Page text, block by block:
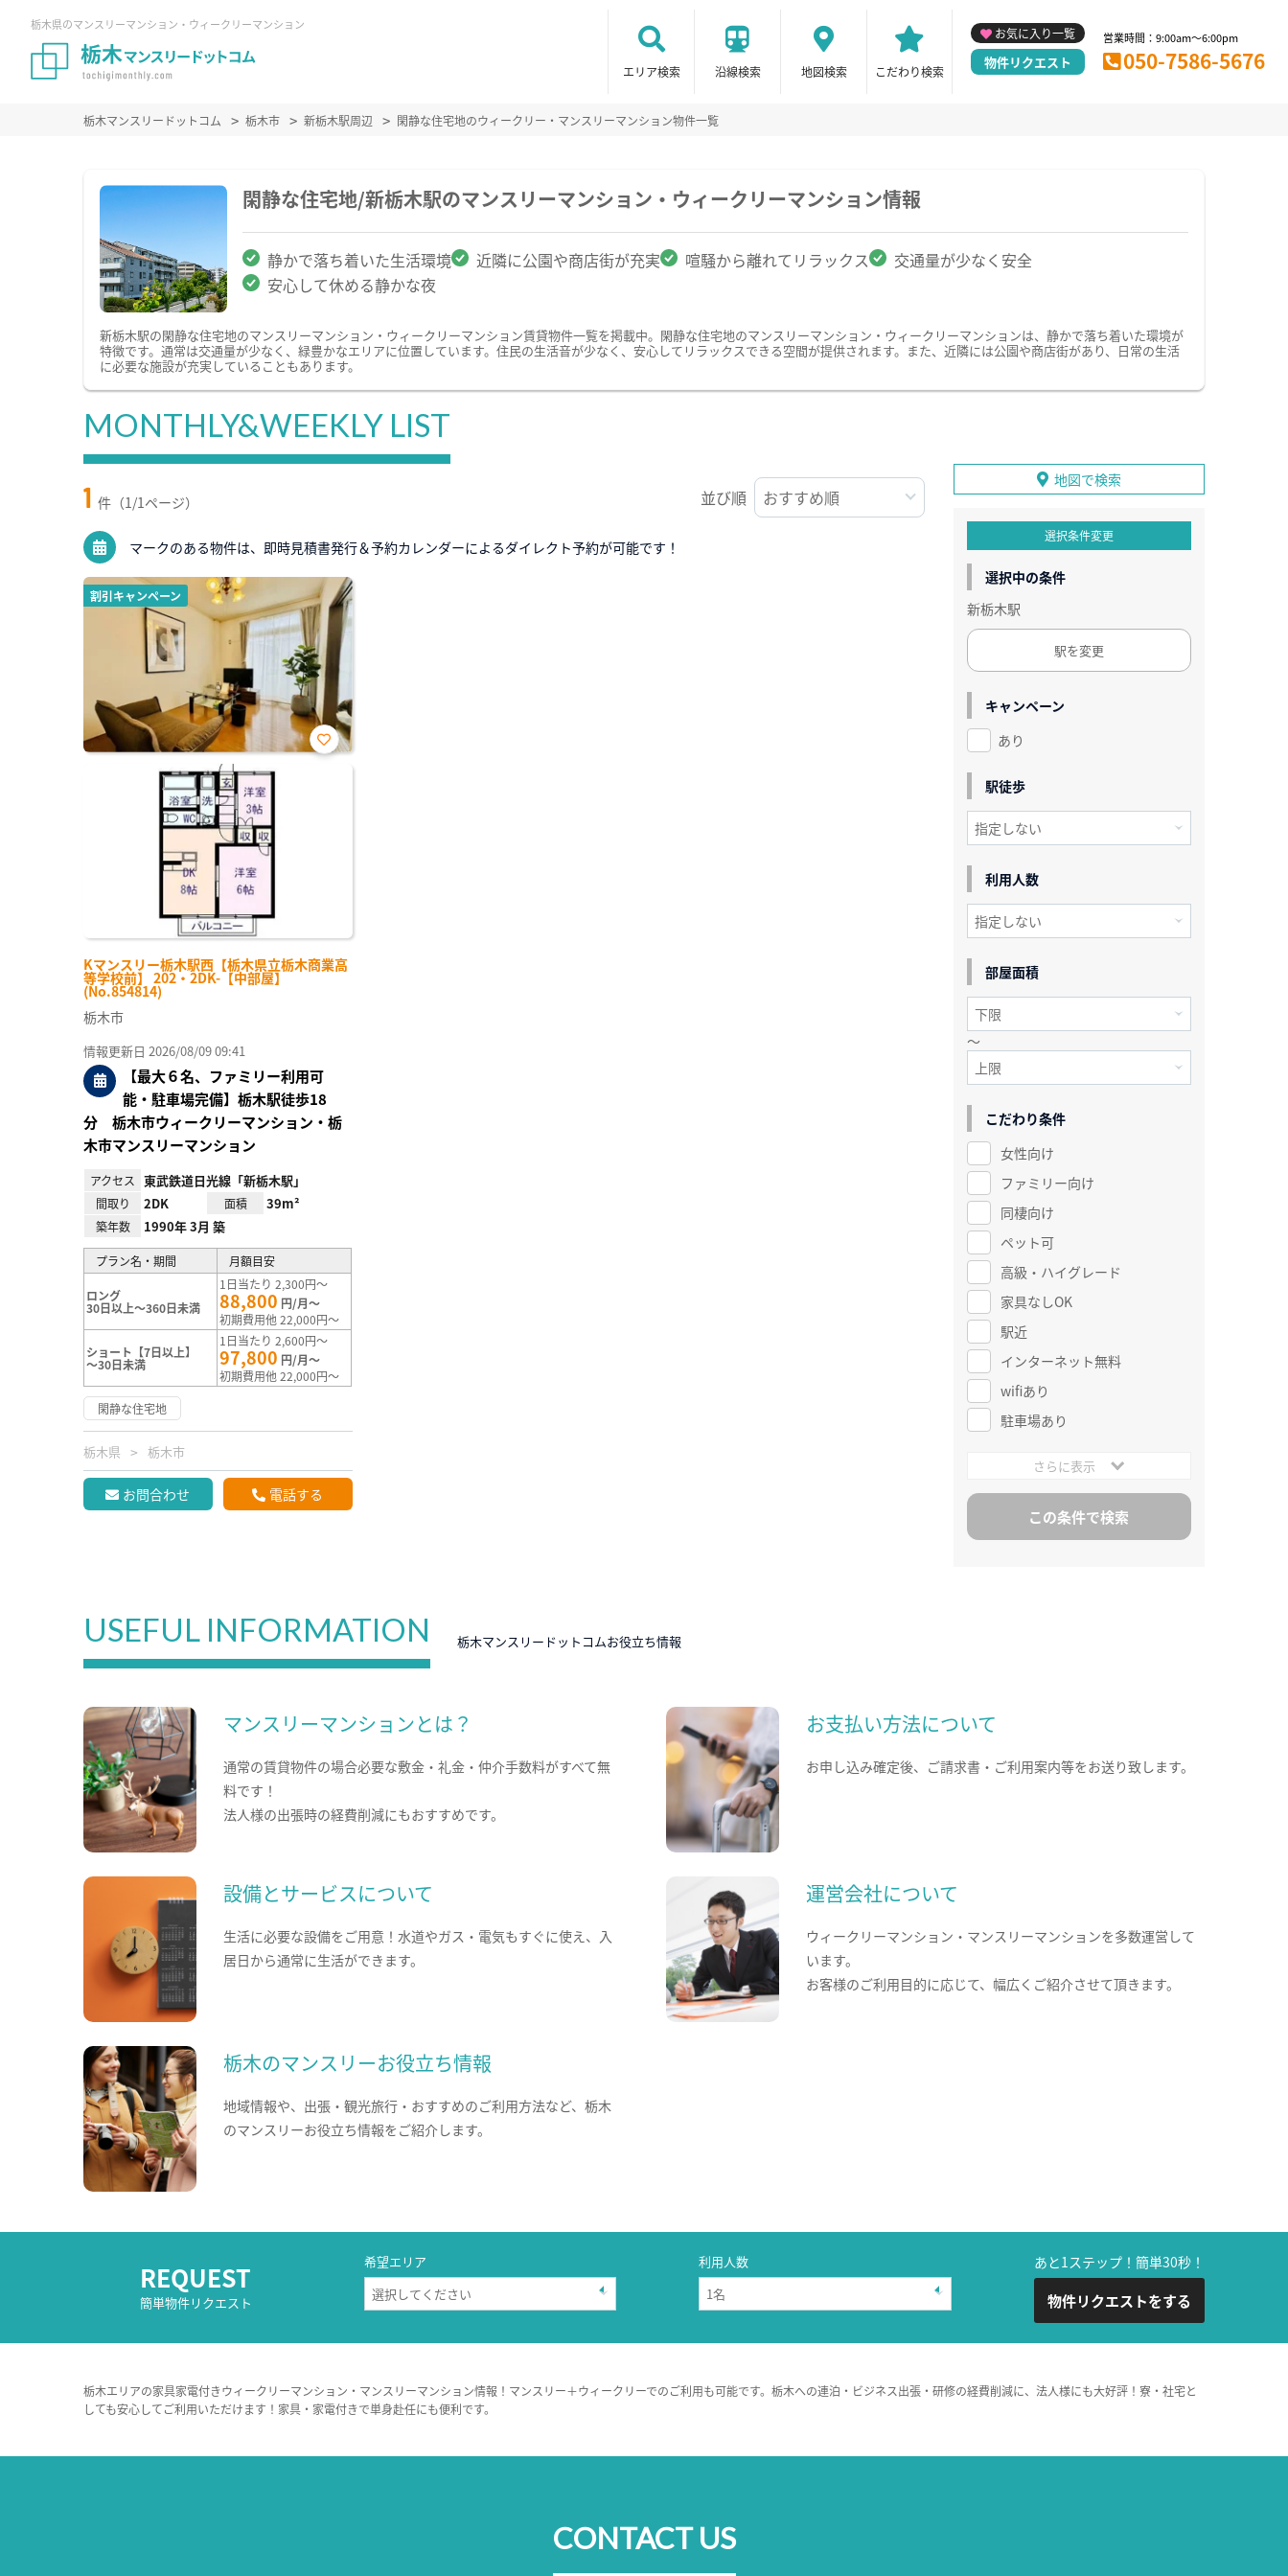
栃木県のマンスリーマンション・ウィークリーマンション
エリア検索 沿線検索 地図検索 こだわり検索
お気に入り一覧
物件リクエスト
営業時間：9:00am～6:00pm
050-7586-5676
栃木マンスリードットコム 栃木市 新栃木駅周辺 閑静な住宅地のウィークリー・マンスリーマンション物件一覧
閑静な住宅地/新栃木駅のマンスリーマンション・ウィークリーマンション情報
静かで落ち着いた生活環境 近隣に公園や商店街が充実 喧騒から離れてリラックス
交通量が少なく安全
安心して休める静かな夜
新栃木駅の閑静な住宅地のマンスリーマンション・ウィークリーマンション賃貸物件一覧を掲載中。閑静な住宅地のマンスリーマンション・ウィークリーマンションは、静かで落ち着いた環境が
特徴です。通常は交通量が少なく、緑豊かなエリアに位置しています。住民の生活音が少なく、安心してリラックスできる空間が提供されます。また、近隣には公園や商店街があり、日常の生活
に必要な施設が充実していることもあります。
MONTHLY&WEEKLY LIST
1 件（1/1ページ） 並び順
マークのある物件は、即時見積書発行＆予約カレンダーによるダイレクト予約が可能です！
割引キャンペーン
Kマンスリー栃木駅西【栃木県立栃木商業高
等学校前】 202・2DK-【中部屋】
(No.854814)
お気
栃木市
情報更新日 2026/08/09 09:41
【最大６名、ファミリー利用可
能・駐車場完備】栃木駅徒歩18
分 栃木市ウィークリーマンション・栃
木市マンスリーマンション
アクセス 東武鉄道日光線「新栃木駅」
間取り 2DK 面積 39m²
築年数 1990年 3月 築
プラン名・期間 月額目安
ロング
30日以上～360日未満
1日当たり 2,300円～
88,800 円/月～
初期費用他 22,000円～
ショート【7日以上】
～30日未満
1日当たり 2,600円～
97,800 円/月～
初期費用他 22,000円～
閑静な住宅地
栃木県 栃木市
お問合わせ 電話する
地図で検索
選択条件変更
選択中の条件
新栃木駅
駅を変更
キャンペーン
あり
駅徒歩
利用人数
部屋面積
～
こだわり条件
女性向け
ファミリー向け
同棲向け
ペット可
高級・ハイグレード
家具なしOK
駅近
インターネット無料
wifiあり
駐車場あり
さらに表示
USEFUL INFORMATION 栃木マンスリードットコムお役立ち情報
マンスリーマンションとは？
通常の賃貸物件の場合必要な敷金・礼金・仲介手数料がすべて無
料です！
法人様の出張時の経費削減にもおすすめです。
お支払い方法について
お申し込み確定後、ご請求書・ご利用案内等をお送り致します。
設備とサービスについて
生活に必要な設備をご用意！水道やガス・電気もすぐに使え、入
居日から通常に生活ができます。
運営会社について
ウィークリーマンション・マンスリーマンションを多数運営して
います。
お客様のご利用目的に応じて、幅広くご紹介させて頂きます。
栃木のマンスリーお役立ち情報
地域情報や、出張・観光旅行・おすすめのご利用方法など、栃木
のマンスリーお役立ち情報をご紹介します。
REQUEST
簡単物件リクエスト
希望エリア 利用人数 あと1ステップ！簡単30秒！
物件リクエストをする
栃木エリアの家具家電付きウィークリーマンション・マンスリーマンション情報！マンスリー＋ウィークリーでのご利用も可能です。栃木への連泊・ビジネス出張・研修の経費削減に、法人様にも大好評！寮・社宅と
しても安心してご利用いただけます！家具・家電付きで単身赴任にも便利です。
CONTACT US